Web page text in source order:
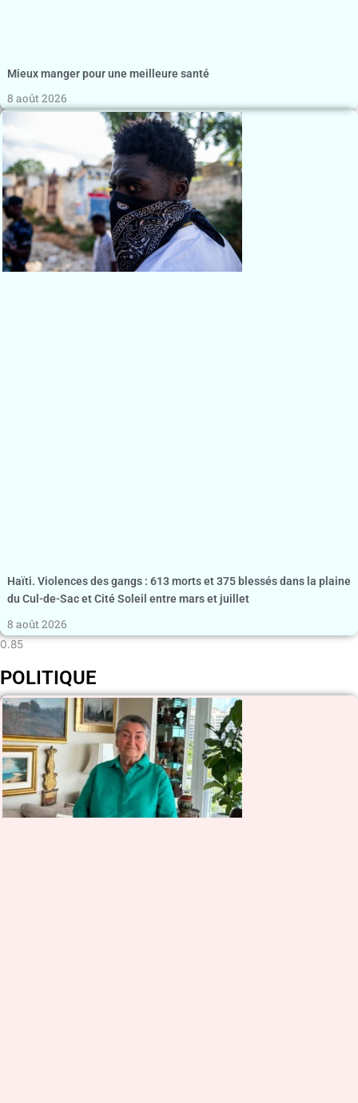
Mieux manger pour une meilleure santé
8 août 2026
Haïti. Violences des gangs : 613 morts et 375 blessés dans la plaine
du Cul-de-Sac et Cité Soleil entre mars et juillet
8 août 2026
POLITIQUE